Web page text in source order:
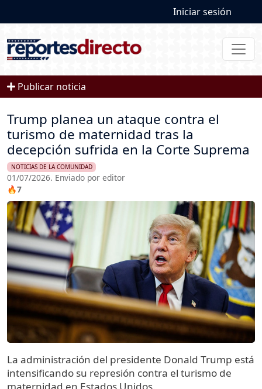
User
Iniciar sesión
Publicar noticia
Trump planea un ataque contra el
turismo de maternidad tras la
decepción sufrida en la Corte Suprema
NOTICIAS DE LA COMUNIDAD
01/07/2026. Enviado por editor
🔥7
Imagen
La administración del presidente Donald Trump está
intensificando su represión contra el turismo de